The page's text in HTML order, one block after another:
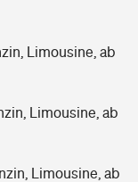
Limousine, ab
Limousine, ab
Limousine, ab